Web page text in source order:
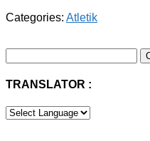
Categories: Atletik
untuk:
TRANSLATOR :